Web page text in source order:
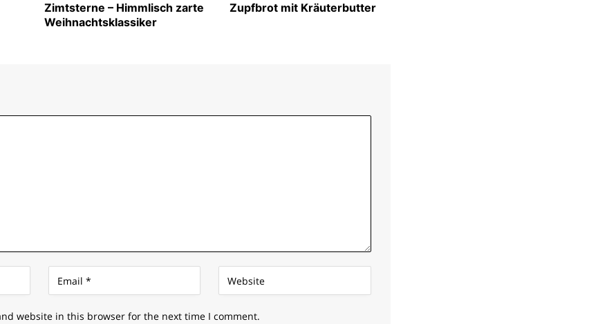
Zimtsterne – Himmlisch zarte
Weihnachtsklassiker
Zupfbrot mit Kräuterbutter
website in this browser for the next time I comment.